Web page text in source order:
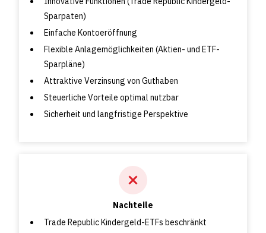
Sparpaten)
Einfache Kontoeröffnung
Flexible Anlagemöglichkeiten (Aktien- und ETF-
Sparpläne)
Attraktive Verzinsung von Guthaben
Steuerliche Vorteile optimal nutzbar
Sicherheit und langfristige Perspektive
Nachteile
Trade Republic Kindergeld-ETFs beschränkt